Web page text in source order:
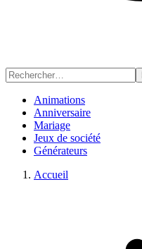
Animations
Anniversaire
Mariage
Jeux de société
Générateurs
Accueil